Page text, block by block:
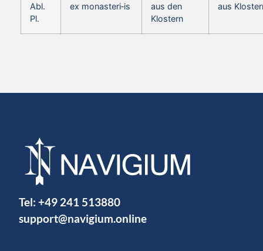
Abl.
Pl.
ex monasteri‑is
aus den
Klostern
aus
Tel: +49 241 513880
support@navigium.online